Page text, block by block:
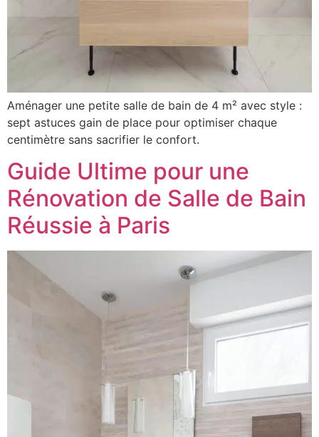
Aménager une petite salle de bain de 4 m² avec style :
sept astuces gain de place pour optimiser chaque
centimètre sans sacrifier le confort.
Guide Ultime pour une
Rénovation de Salle de Bain
Réussie à Paris